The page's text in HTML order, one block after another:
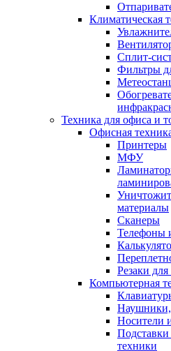
Климатическая
Сплит-
Фильтры
Техника для офиса и
Офисная
Принтеры
МФУ
материалы
Сканеры
Телефоны
Резаки
Компьютерная
Наушники,
Носители
техники